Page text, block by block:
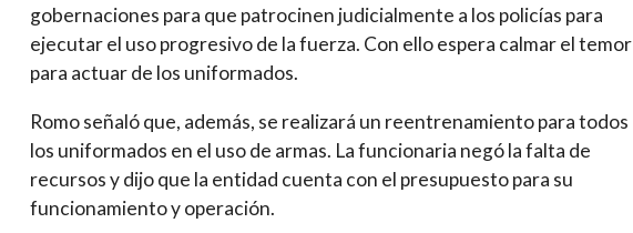
gobernaciones para que patrocinen judicialmente a los policías para
ejecutar el uso progresivo de la fuerza. Con ello espera calmar el temor
para actuar de los uniformados.
Romo señaló que, además, se realizará un reentrenamiento para todos
los uniformados en el uso de armas. La funcionaria negó la falta de
recursos y dijo que la entidad cuenta con el presupuesto para su
funcionamiento y operación.